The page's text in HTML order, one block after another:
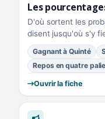
Les
D'où sortent les
disent jusqu'où s'y
Gagnant à Quinté
Repos en quatre
Ouvrir la fiche